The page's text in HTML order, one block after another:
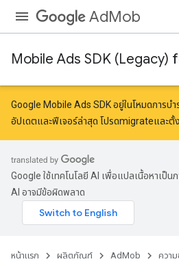
AdMob
Mobile Ads SDK (Legacy)
Google Mobile Ads SDK อยู่ในโหมดการบ
อัปเดตและฟีเจอร์ล่าสุด โปรดmigrateและตั้
Google ใช้เทคโนโลยี AI เพื่อแปลเนื้อหาเป็
AI อาจมีข้อผิดพลาด
หน้าแรก ผลิตภัณฑ์ AdMob
ควา